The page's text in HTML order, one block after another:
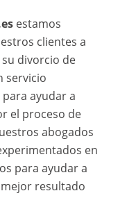
estamos
clientes a
divorcio de
servicio
ayudar a
el proceso de
abogados
en
para ayudar a
resultado